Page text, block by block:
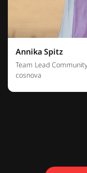
Annika Spitz
Team Lead
cosnova